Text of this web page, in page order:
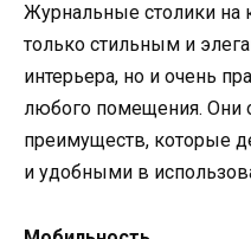
Журнальные столики на
только стильным и
интерьера, но и очень
любого помещения. Они
преимуществ, которые
и удобными в